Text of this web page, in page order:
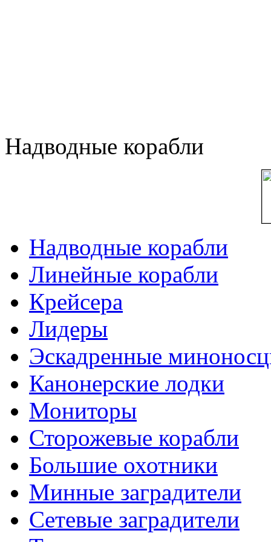
Надводные корабли
Надводные корабли
Линейные корабли
Крейсера
Лидеры
Эскадренные
Канонерские лодки
Мониторы
Сторожевые корабли
Большие охотники
Минные заградители
Сетевые заградители